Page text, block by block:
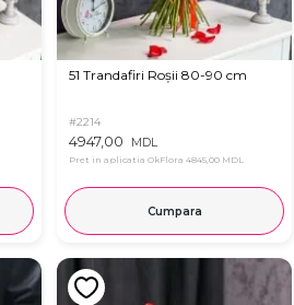
51 Trandafiri Roșii 80-90 cm
#2214
4947,00 MDL
Pret in aplicatia OkFlora 4845,00 MDL
Cumpara